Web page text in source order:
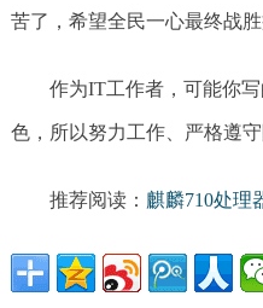
苦了，希望全民一心最终战
作为IT工作者，可能你
色，所以努力工作、严格遵
推荐阅读： 麒麟710处理